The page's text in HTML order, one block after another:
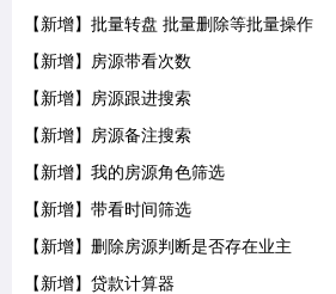
【新增】批量转盘 批量删除等批量操作
【新增】房源带看次数
【新增】房源跟进搜索
【新增】房源备注搜索
【新增】我的房源角色筛选
【新增】带看时间筛选
【新增】删除房源判断是否存在业主
【新增】贷款计算器